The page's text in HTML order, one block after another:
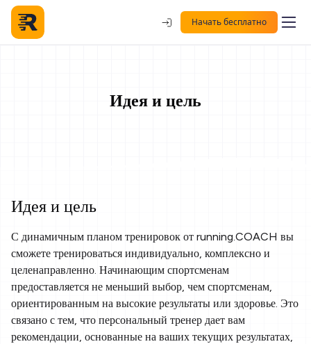
Начать бесплатно
Идея и цель
Идея и цель
С динамичным планом тренировок от running.COACH вы
сможете тренироваться индивидуально, комплексно и
целенаправленно. Начинающим спортсменам
предоставляется не меньший выбор, чем спортсменам,
ориентированным на высокие результаты или здоровье. Это
связано с тем, что персональный тренер дает вам
рекомендации, основанные на ваших текущих результатах,